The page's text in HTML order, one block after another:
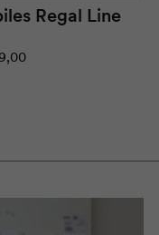
Regal Line